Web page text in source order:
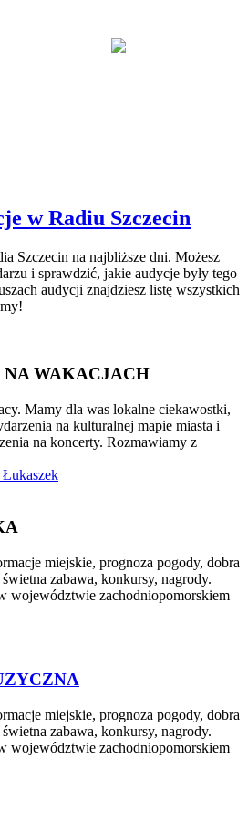
w Radiu Szczecin
Szczecin na najbliższe dni. Możesz
i sprawdzić, jakie audycje były tego
audycji znajdziesz listę wszystkich
WAKACJACH
Mamy dla was lokalne ciekawostki,
na kulturalnej mapie miasta i
na koncerty. Rozmawiamy z
miejskie, prognoza pogody, dobra
zabawa, konkursy, nagrody.
województwie zachodniopomorskiem
miejskie, prognoza pogody, dobra
zabawa, konkursy, nagrody.
województwie zachodniopomorskiem